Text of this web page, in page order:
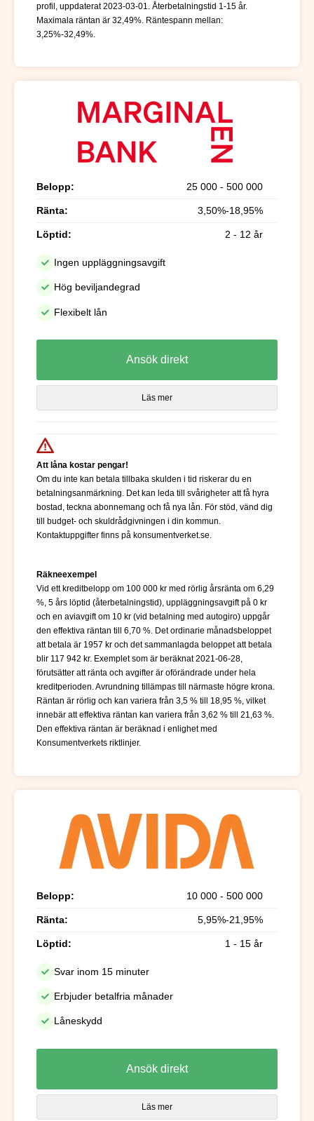
profil, uppdaterat 2023-03-01. Återbetalningstid 1-15 år.
Maximala räntan är 32,49%. Räntespann mellan:
3,25%-32,49%.
Belopp: 25 000 - 500 000
Ränta: 3,50%-18,95%
Löptid: 2 - 12 år
Ingen uppläggningsavgift
Hög beviljandegrad
Flexibelt lån
Ansök direkt
Läs mer
Att låna kostar pengar!
Om du inte kan betala tillbaka skulden i tid riskerar du en
betalningsanmärkning. Det kan leda till svårigheter att få hyra
bostad, teckna abonnemang och få nya lån. För stöd, vänd dig
till budget- och skuldrådgivningen i din kommun.
Kontaktuppgifter finns på konsumentverket.se.
Räkneexempel
Vid ett kreditbelopp om 100 000 kr med rörlig årsränta om 6,29
%, 5 års löptid (återbetalningstid), uppläggningsavgift på 0 kr
och en aviavgift om 10 kr (vid betalning med autogiro) uppgår
den effektiva räntan till 6,70 %. Det ordinarie månadsbeloppet
att betala är 1957 kr och det sammanlagda beloppet att betala
blir 117 942 kr. Exemplet som är beräknat 2021-06-28,
förutsätter att ränta och avgifter är oförändrade under hela
kreditperioden. Avrundning tillämpas till närmaste högre krona.
Räntan är rörlig och kan variera från 3,5 % till 18,95 %, vilket
innebär att effektiva räntan kan variera från 3,62 % till 21,63 %.
Den effektiva räntan är beräknad i enlighet med
Konsumentverkets riktlinjer.
Belopp: 10 000 - 500 000
Ränta: 5,95%-21,95%
Löptid: 1 - 15 år
Svar inom 15 minuter
Erbjuder betalfria månader
Låneskydd
Ansök direkt
Läs mer